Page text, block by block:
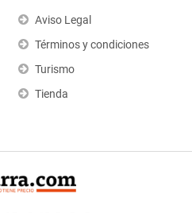
Aviso Legal
Términos y condiciones
Turismo
Tienda